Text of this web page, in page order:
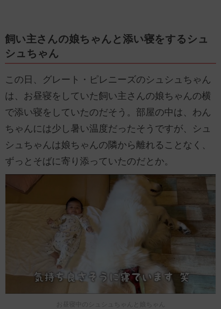
飼い主さんの娘ちゃんと添い寝をするシュ
シュちゃん
この日、グレート・ピレニーズのシュシュちゃん
は、お昼寝をしていた飼い主さんの娘ちゃんの横
で添い寝をしていたのだそう。部屋の中は、わん
ちゃんには少し暑い温度だったそうですが、シュ
シュちゃんは娘ちゃんの隣から離れることなく、
ずっとそばに寄り添っていたのだとか。
お昼寝中のシュシュちゃんと娘ちゃん